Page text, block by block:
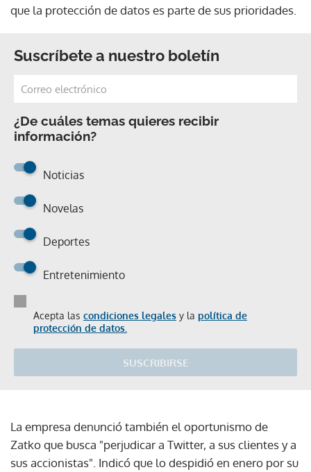
que la protección de datos es parte de sus prioridades.
Suscríbete a nuestro boletín
¿De cuáles temas quieres recibir
información?
Noticias
Novelas
Deportes
Entretenimiento
Acepta las condiciones legales y la política de
protección de datos.
SUSCRIBIRSE
La empresa denunció también el oportunismo de
Zatko que busca "perjudicar a Twitter, a sus clientes y a
sus accionistas". Indicó que lo despidió en enero por su